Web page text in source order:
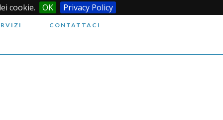
cookie. OK Privacy Policy
CONTATTACI